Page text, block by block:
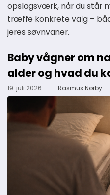
opslagsværk, når du står
træffe konkrete valg –
jeres søvnvaner.
Baby vågner om
alder og hvad du
19. juli 2026 · Rasmus Nørby